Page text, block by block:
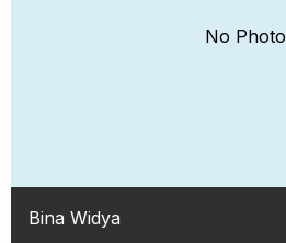
No Photo
Bina Widya